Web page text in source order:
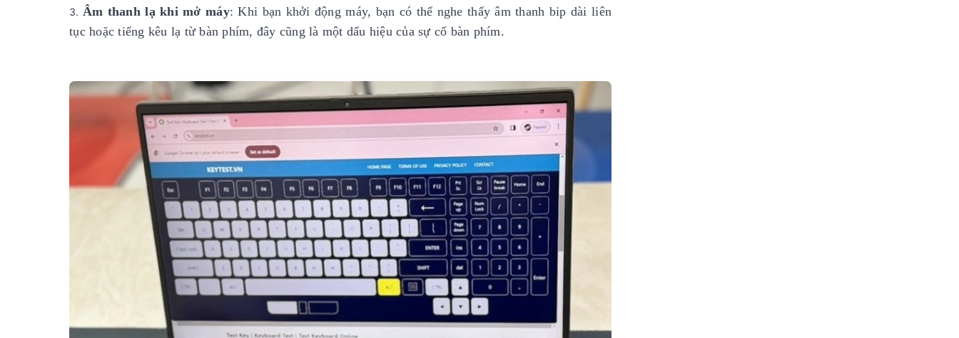
Âm thanh lạ khi mở máy: Khi bạn khởi động máy, bạn có thể nghe thấy âm thanh bip dài liên
tục hoặc tiếng kêu lạ từ bàn phím, đây cũng là một dấu hiệu của sự cố bàn phím.